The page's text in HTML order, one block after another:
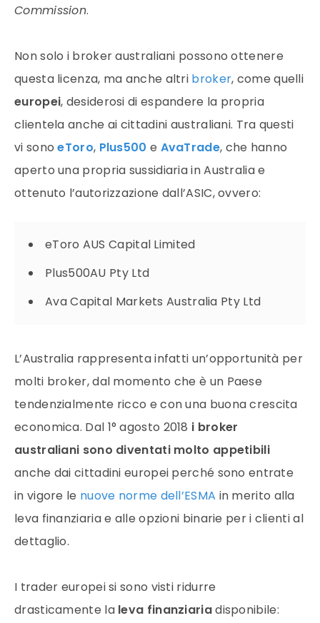
Commission.
Non solo i brokeraustraliani possono ottenere
questa licenza, ma anche altri broker, come quelli
europei, desiderosi di espandere la propria
clientela anche ai cittadini australiani. Tra questi
vi sonoeToro, Plus500 e AvaTrade, che hanno
aperto una propria sussidiaria in Australia e
ottenuto l’autorizzazione dall’ASIC, ovvero:
eToro AUS Capital Limited
Plus500AU Pty Ltd
Ava Capital Markets Australia Pty Ltd
L’Australia rappresenta infatti un’opportunità per
molti broker, dal momento che è un Paese
tendenzialmente ricco e con una buona crescita
economica. Dal 1° agosto 2018 i broker
australiani sono diventati molto appetibili
anche dai cittadini europei perché sono entrate
in vigore le nuove norme dell’ESMA in merito alla
leva finanziariae alle opzioni binarie per i clienti al
dettaglio.
I trader europei si sono visti ridurre
drasticamente la leva finanziariadisponibile: